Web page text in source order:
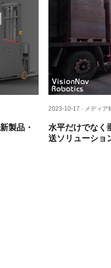
製品・
2023-10-17 · メディア
水平だけでなく
送ソリューシ